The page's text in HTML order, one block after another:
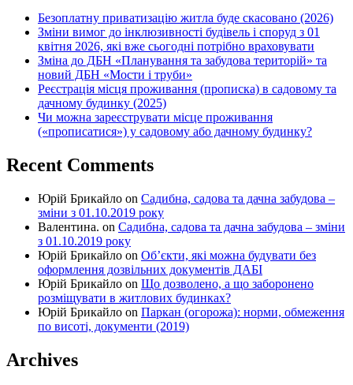
Безоплатну приватизацію житла буде скасовано (2026)
Зміни вимог до інклюзивності будівель і споруд з 01
квітня 2026, які вже сьогодні потрібно враховувати
Зміна до ДБН «Планування та забудова територій» та
новий ДБН «Мости і труби»
Реєстрація місця проживання (прописка) в садовому та
дачному будинку (2025)
Чи можна зареєструвати місце проживання
(«прописатися») у садовому або дачному будинку?
Recent Comments
Юрій Брикайло on Садибна, садова та дачна забудова –
зміни з 01.10.2019 року
Валентина. on Садибна, садова та дачна забудова – зміни
з 01.10.2019 року
Юрій Брикайло on Об’єкти, які можна будувати без
оформлення дозвільних документів ДАБІ
Юрій Брикайло on Що дозволено, а що заборонено
розміщувати в житлових будинках?
Юрій Брикайло on Паркан (огорожа): норми, обмеження
по висоті, документи (2019)
Archives